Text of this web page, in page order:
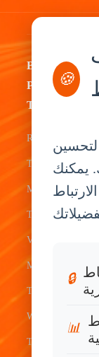
By
Product
Type
Rugged
Tablets
Mobile Data
Terminal
Vehicle
Mount
Tablets
Waterproof
Tablets
🍪
لتحسين
يمكنك
🔒
📊